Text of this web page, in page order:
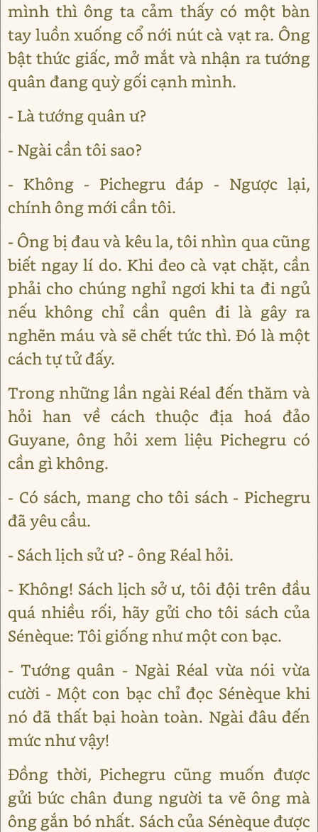
mình thì ông ta cảm thấy có một bàn
tay luồn xuống cổ nới nút cà vạt ra. Ông
bật thức giấc, mở mắt và nhận ra tướng
quân đang quỳ gối cạnh mình.
- Là tướng quân ư?
- Ngài cần tôi sao?
- Không - Pichegru đáp - Ngược lại,
chính ông mới cần tôi.
- Ông bị đau và kêu la, tôi nhìn qua cũng
biết ngay lí do. Khi đeo cà vạt chặt, cần
phải cho chúng nghỉ ngơi khi ta đi ngủ
nếu không chỉ cần quên đi là gây ra
nghẽn máu và sẽ chết tức thì. Đó là một
cách tự tử đấy.
Trong những lần ngài Réal đến thăm và
hỏi han về cách thuộc địa hoá đảo
Guyane, ông hỏi xem liệu Pichegru có
cần gì không.
- Có sách, mang cho tôi sách - Pichegru
đã yêu cầu.
- Sách lịch sử ư? - ông Réal hỏi.
- Không! Sách lịch sở ư, tôi đội trên đầu
quá nhiều rối, hãy gửi cho tôi sách của
Sénèque: Tôi giống như một con bạc.
- Tướng quân - Ngài Réal vừa nói vừa
cười - Một con bạc chỉ đọc Sénèque khi
nó đã thất bại hoàn toàn. Ngài đâu đến
mức như vậy!
Đồng thời, Pichegru cũng muốn được
gửi bức chân đung người ta vẽ ông mà
ông gắn bó nhất. Sách của Sénèque được